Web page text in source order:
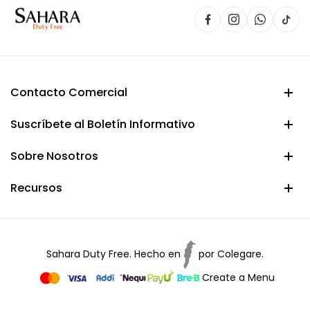
Contacto Comercial
Suscríbete al Boletín Informativo
Sobre Nosotros
Recursos
Sahara Duty Free. Hecho en por Colegare.
Create a Menu